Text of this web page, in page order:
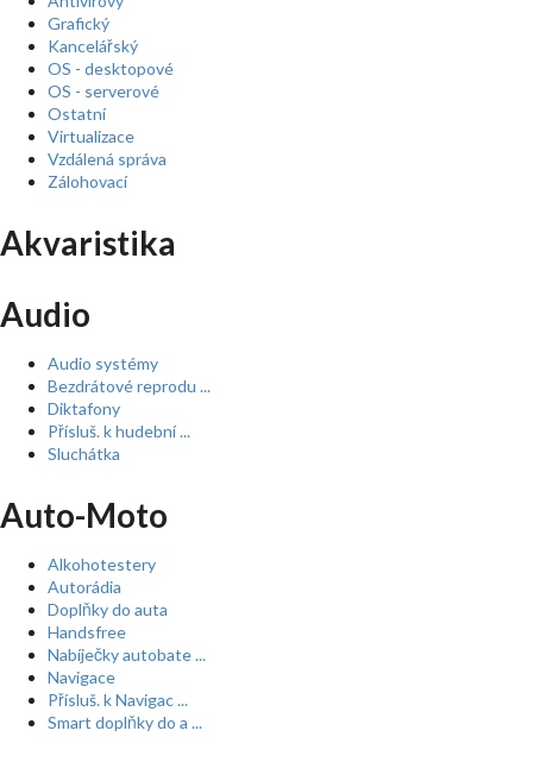
Grafický
Kancelářský
OS - desktopové
OS - serverové
Ostatní
Virtualizace
Vzdálená správa
Zálohovací
Akvaristika
Audio
Audio systémy
Bezdrátové reprodu ...
Diktafony
Přísluš. k hudební ...
Sluchátka
Auto-Moto
Alkohotestery
Autorádia
Doplňky do auta
Handsfree
Nabíječky autobate ...
Navigace
Přísluš. k Navigac ...
Smart doplňky do a ...